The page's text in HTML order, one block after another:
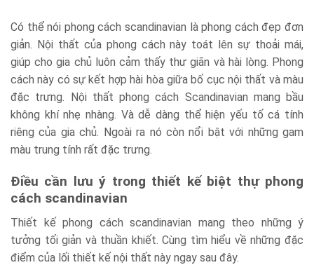
Có thể nói phong cách scandinavian là phong cách đẹp đơn
giản. Nội thất của phong cách này toát lên sự thoải mái,
giúp cho gia chủ luôn cảm thấy thư giãn và hài lòng. Phong
cách này có sự kết hợp hài hòa giữa bố cục nội thất và màu
đặc trưng. Nội thất phong cách Scandinavian mang bầu
không khí nhẹ nhàng. Và dễ dàng thể hiện yếu tố cá tính
riêng của gia chủ. Ngoài ra nó còn nổi bật với những gam
màu trung tính rất đặc trưng.
Điều cần lưu ý trong thiết kế biệt thự phong
cách scandinavian
Thiết kế phong cách scandinavian mang theo những ý
tưởng tối giản và thuần khiết. Cùng tìm hiểu về những đặc
điểm của lối thiết kế nội thất này ngay sau đây.